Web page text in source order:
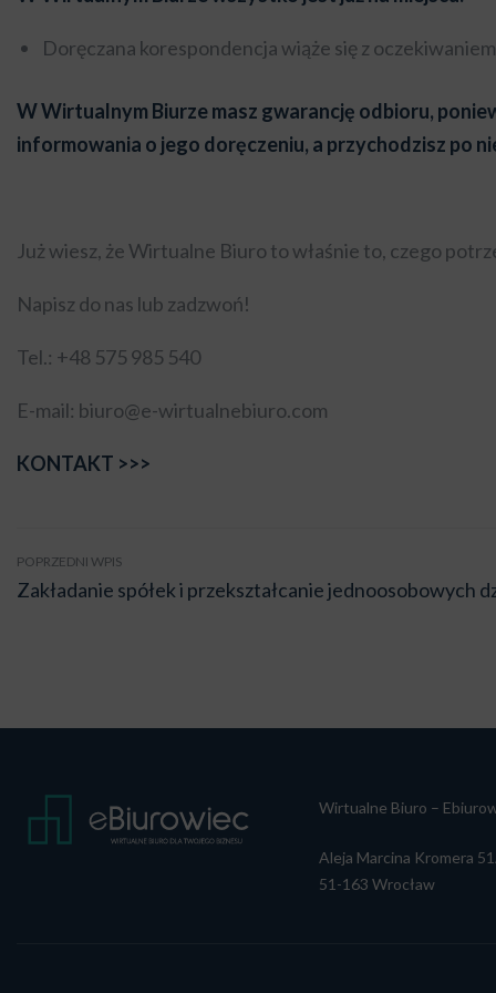
Doręczana korespondencja wiąże się z
W Wirtualnym Biurze masz gwarancję odbioru,
informowania o jego doręczeniu, a przychodzisz po
Już wiesz, że Wirtualne Biuro to właśnie to, czego
Napisz do nas lub zadzwoń!
Tel.: +48 575 985 540
E-mail: biuro@e-wirtualnebiuro.com
KONTAKT >>>
POPRZEDNI WPIS
Zakładanie spółek i przekształcanie jednoosobowych
Wirtualne Biuro –
Aleja Marcina Kromera
51-163 Wrocław